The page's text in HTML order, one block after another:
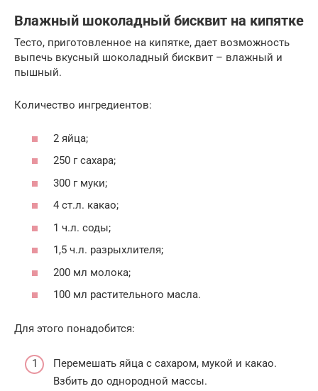
Влажный шоколадный бисквит на кипятке
Тесто, приготовленное на кипятке, дает возможность
выпечь вкусный шоколадный бисквит – влажный и
пышный.
Количество ингредиентов:
2 яйца;
250 г сахара;
300 г муки;
4 ст.л. какао;
1 ч.л. соды;
1,5 ч.л. разрыхлителя;
200 мл молока;
100 мл растительного масла.
Для этого понадобится:
Перемешать яйца с сахаром, мукой и какао.
Взбить до однородной массы.